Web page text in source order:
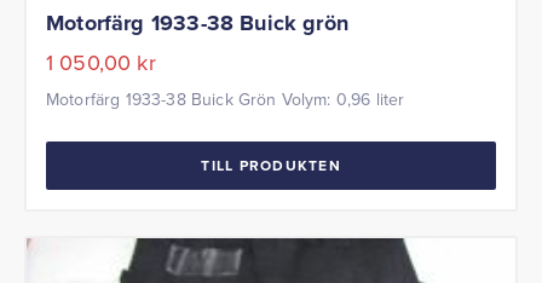
Motorfärg 1933-38 Buick grön
1 050,00 kr
Motorfärg 1933-38 Buick Grön Volym: 0,96 liter
TILL PRODUKTEN